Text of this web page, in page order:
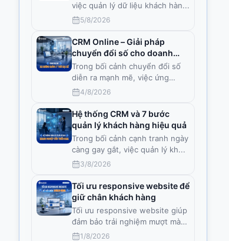
việc quản lý dữ liệu khách hàn...
5/8/2026
CRM Online – Giải pháp
chuyển đổi số cho doanh
nghiệp Việt
Trong bối cảnh chuyển đổi số
diễn ra mạnh mẽ, việc ứng
dụng...
4/8/2026
Hệ thống CRM và 7 bước
quản lý khách hàng hiệu quả
Trong bối cảnh cạnh tranh ngày
càng gay gắt, việc quản lý kh...
3/8/2026
Tối ưu responsive website để
giữ chân khách hàng
Tối ưu responsive website giúp
đảm bảo trải nghiệm mượt mà
t...1/8/2026